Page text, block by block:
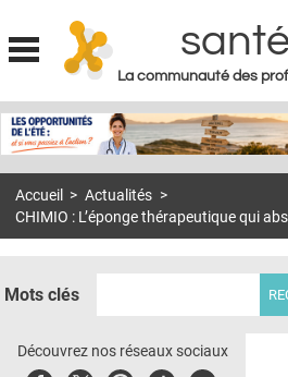
Jump to
La communauté des
MON COMPTE
S'ABONNER À LA REVUE SOIN À DOMICILE
DOSSIERS
E-REVUE SAD
Accueil > Actualités >
CHIMIO : L’éponge thérapeutique qui
Mots clés
Découvrez nos réseaux sociaux